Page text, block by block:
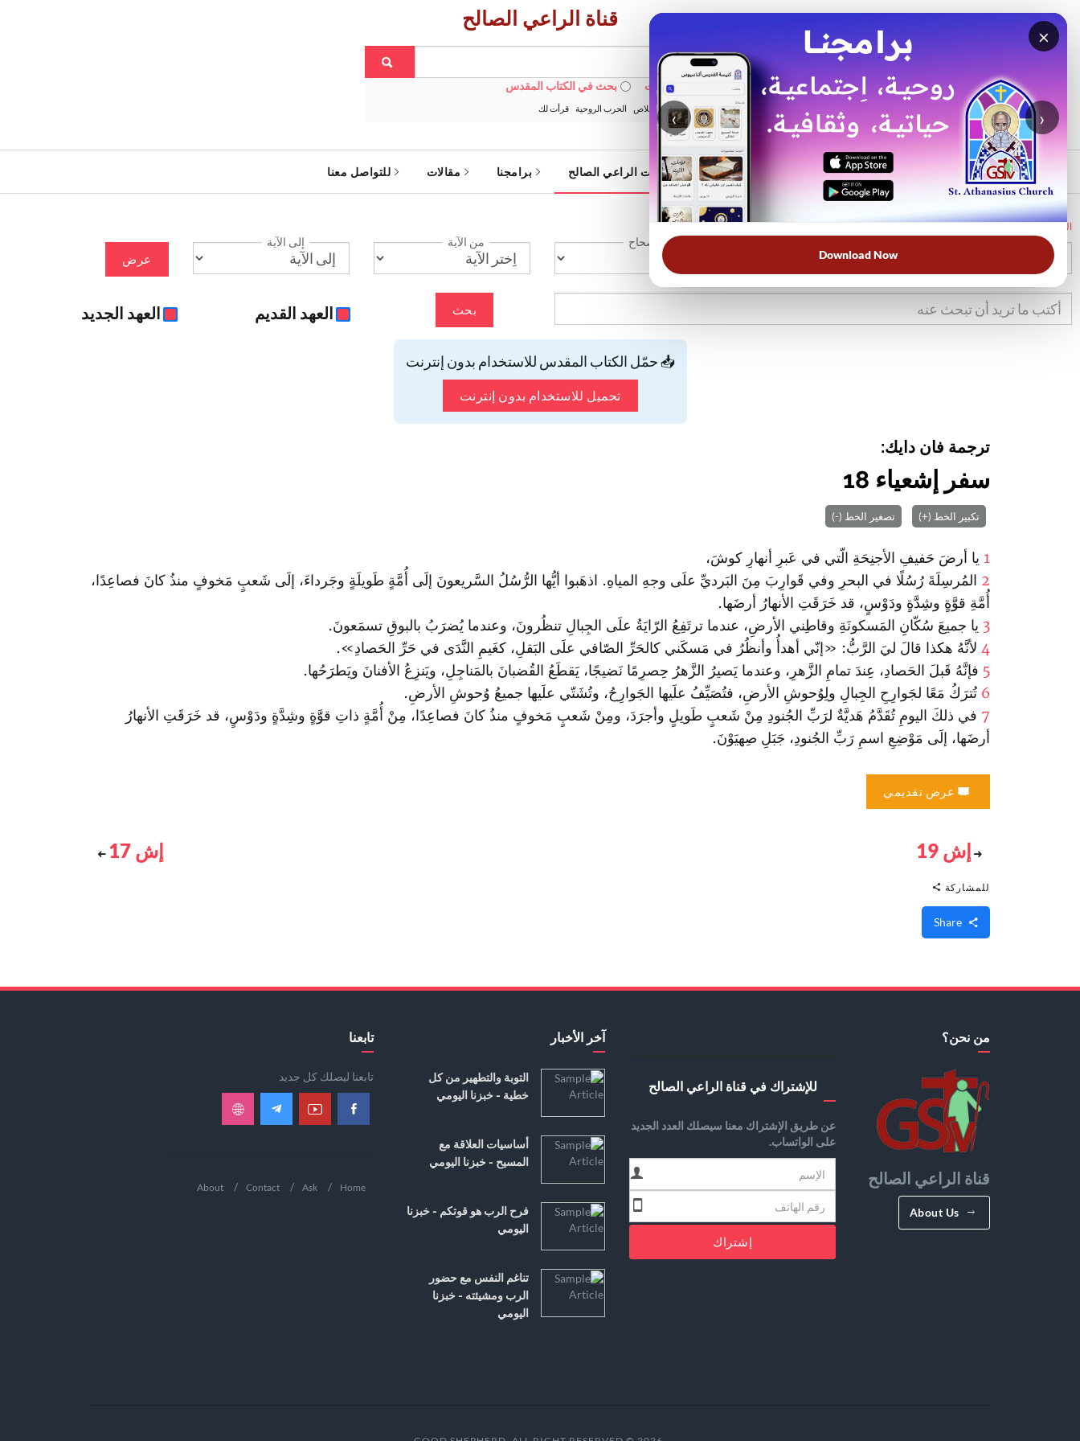
×
‹ ›
Download Now
قناة الراعي الصالح
بحث في الويبسايت بحث في الكتاب المقدس
الأكثر بحثًا: خبزنا اليومي الخلاص الحرب الروحية قرأت لك
الرئيسية خدمات الراعي الصالح برامجنا مقالات للتواصل معنا
الرئيسية
الإصحاح من الآية إلى الآية
عرض
بحث العهد القديم العهد الجديد
📥 حمّل الكتاب المقدس للاستخدام بدون إنترنت
تحميل للاستخدام بدون إنترنت
ترجمة فان دايك:
سفر إشعياء 18
تكبير الخط (+) تصغير الخط (-)
1 يا أرضَ حَفيفِ الأجنِحَةِ الّتي في عَبرِ أنهارِ كوشَ،
2 المُرسِلَةَ رُسُلًا في البحرِ وفي قَوارِبَ مِنَ البَرديِّ علَى وجهِ المياهِ. اذهَبوا أيُّها الرُّسُلُ السَّريعونَ إلَى أُمَّةٍ طَويلَةٍ وجَرداءَ، إلَى شَعبٍ مَخوفٍ منذُ كانَ فصاعِدًا،
أُمَّةِ قوَّةٍ وشِدَّةٍ ودَوْسٍ، قد خَرَقَتِ الأنهارُ أرضَها.
3 يا جميعَ سُكّانِ المَسكونَةِ وقاطِني الأرضِ، عندما ترتَفِعُ الرّايَةُ علَى الجِبالِ تنظُرونَ، وعندما يُضرَبُ بالبوقِ تسمَعونَ.
4 لأنَّهُ هكذا قالَ ليَ الرَّبُّ: «إنّي أهدأُ وأنظُرُ في مَسكَني كالحَرِّ الصّافي علَى البَقلِ، كغَيمِ النَّدَى في حَرِّ الحَصادِ».
5 فإنَّهُ قَبلَ الحَصادِ، عِندَ تمامِ الزَّهرِ، وعندما يَصيرُ الزَّهرُ حِصرِمًا نَضيجًا، يَقطَعُ القُضبانَ بالمَناجِلِ، ويَنزِعُ الأفنانَ ويَطرَحُها.
6 تُترَكُ مَعًا لجَوارِحِ الجِبالِ ولِوُحوشِ الأرضِ، فتُصَيِّفُ علَيها الجَوارِحُ، وتُشَتّي علَيها جميعُ وُحوشِ الأرضِ.
7 في ذلكَ اليومِ تُقَدَّمُ هَديَّةٌ لرَبِّ الجُنودِ مِنْ شَعبٍ طَويلٍ وأجرَدَ، ومِنْ شَعبٍ مَخوفٍ منذُ كانَ فصاعِدًا، مِنْ أُمَّةٍ ذاتِ قوَّةٍ وشِدَّةٍ ودَوْسٍ، قد خَرَقَتِ الأنهارُ
أرضَها، إلَى مَوْضِعِ اسمِ رَبِّ الجُنودِ، جَبَلِ صِهيَوْنَ.
عرض تقديمي
إش 19 إش 17
للمشاركة
من نحن؟
قناة الراعي الصالح
About Us
للإشتراك في قناة الراعي الصالح
عن طريق الإشتراك معنا سيصلك العدد الجديد
على الواتساب.
إشتراك
آخر الأخبار
التوبة والتطهير من كل
خطية - خبزنا اليومي
أساسيات العلاقة مع
المسيح - خبزنا اليومي
فرح الرب هو قوتكم - خبزنا
اليومي
تناغم النفس مع حضور
الرب ومشيئته - خبزنا
اليومي
تابعنا
تابعنا ليصلك كل جديد
Home
Ask
Contact
About